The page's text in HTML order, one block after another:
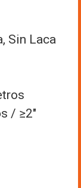
Sin Laca
/ ≥2″